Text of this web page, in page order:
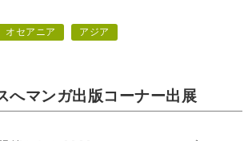
オセアニア アジア
へマンガ出版コーナー出展